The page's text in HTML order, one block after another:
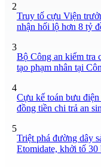
2
Truy tố cựu Viện
nhận hối lộ hơn 8 tỷ
3
Bộ Công an kiểm tra
tạo phạm nhân tại
4
Cựu kế toán bưu
đồng tiền chi trả an
5
Triệt phá đường dây
Etomidate, khởi tố 30